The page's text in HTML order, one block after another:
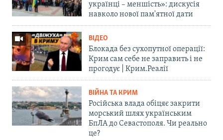
українці – меншість»: дискусія
навколо нової пам'ятної дати
ВІДЕО
Блокада без сухопутної операції:
Крим сам себе не заправить і не
прогодує | Крим.Реалії
ВІЙНА ТА КРИМ
Російська влада обіцяє закрити
морський шлях українським
БпЛА до Севастополя. Чи реально
це?